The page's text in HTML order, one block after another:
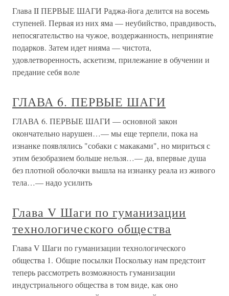
Глава II ПЕРВЫЕ ШАГИ Раджа-йога делится на восемь
ступеней. Первая из них яма — неубийство, правдивость,
непосягательство на чужое, воздержанность, непринятие
подарков. Затем идет нияма — чистота,
удовлетворенность, аскетизм, прилежание в обучении и
предание себя воле
ГЛАВА 6. ПЕРВЫЕ ШАГИ
ГЛАВА 6. ПЕРВЫЕ ШАГИ — основной закон
окончательно нарушен…— мы еще терпели, пока на
изнанке появлялись "собаки с макаками", но мириться с
этим безобразием больше нельзя…— да, впервые душа
без плотной оболочки вышла на изнанку реала из живого
тела…— надо усилить
Глава V Шаги по гуманизации
технологического общества
Глава V Шаги по гуманизации технологического
общества 1. Общие посылки Поскольку нам предстоит
теперь рассмотреть возможность гуманизации
индустриального общества в том виде, как оно